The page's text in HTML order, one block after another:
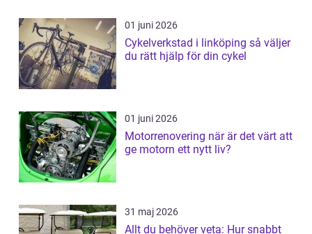
01 juni 2026
Cykelverkstad i linköping så väljer
du rätt hjälp för din cykel
01 juni 2026
Motorrenovering när är det värt att
ge motorn ett nytt liv?
31 maj 2026
Allt du behöver veta: Hur snabbt